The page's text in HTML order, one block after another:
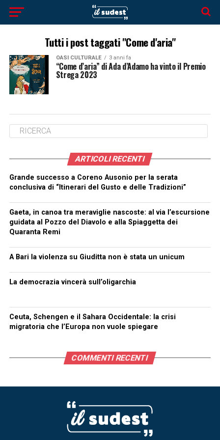
Tutti i post taggati "Come d'aria"
OASI CULTURALE 3 anni fa
“Come d’aria” di Ada d’Adamo ha vinto il Premio
Strega 2023
ARTICOLI RECENTI
Grande successo a Coreno Ausonio per la serata
conclusiva di “Itinerari del Gusto e delle Tradizioni”
Gaeta, in canoa tra meraviglie nascoste: al via l’escursione
guidata al Pozzo del Diavolo e alla Spiaggetta dei
Quaranta Remi
A Bari la violenza su Giuditta non è stata un unicum
La democrazia vincerà sull’oligarchia
Ceuta, Schengen e il Sahara Occidentale: la crisi
migratoria che l’Europa non vuole spiegare
COMMENTI RECENTI